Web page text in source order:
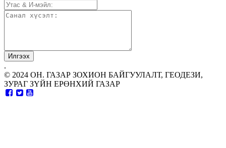
.
© 2024 ОН. ГАЗАР ЗОХИОН БАЙГУУЛАЛТ, ГЕОДЕЗИ,
ЗУРАГ ЗҮЙН ЕРӨНХИЙ ГАЗАР